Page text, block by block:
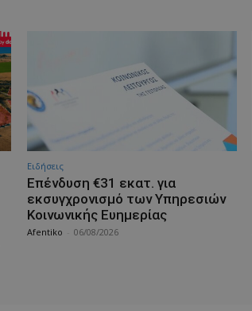
Ειδήσεις
Επένδυση €31 εκατ. για
εκσυγχρονισμό των Υπηρεσιών
Κοινωνικής Ευημερίας
Afentiko 06/08/2026